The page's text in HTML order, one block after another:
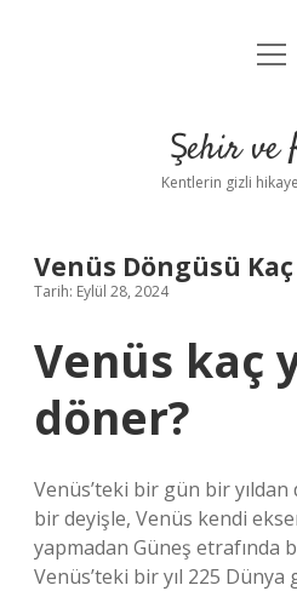
Yasal
Şehir ve
Kentlerin gizli
Venüs Döngüsü Kaç
Tarih: Eylül 28, 2024
Venüs kaç
döner?
Venüs’teki bir gün bir
bir deyişle, Venüs kendi
yapmadan Güneş etrafında
Venüs’teki bir yıl 225